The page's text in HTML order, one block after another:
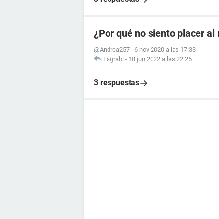
¿Por qué no siento placer al
@Andrea257 - 6 nov 2020 a las 17:33
Lagrabi - 18 jun 2022 a las 22:25
3 respuestas